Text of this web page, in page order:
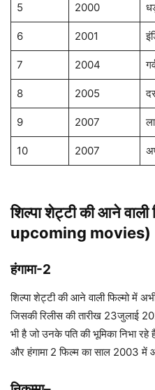
5 2000
6 2001
7 2004
8 2005
9 2007
10 2007
शिल्पा शेट्टीकी आने वाली
upcoming movies)
हंगामा-2
शिल्पा शेट्टी की आने वाली फिल्मो में
जिसकी रिलीस की तारीख 23जुलाई
भी है जो उनके पति की भूमिका निभा रहे है
और हंगामा 2 फिल्म का साल 2003 में